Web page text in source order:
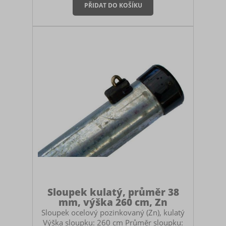
počáteční a koncové sloupky zvolte
sloupky o průměru 48 mm). Součástí
sloupku je plastová čepička. Montáž
myslete na to, abyste si pořídili dostatečně
vysoký
Sloupek kulatý, průměr 38
mm, výška 260 cm, Zn
Sloupek ocelový pozinkovaný (Zn), kulatý
Výška sloupku: 260 cm Průměr sloupku: